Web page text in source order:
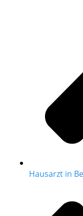
Hausarzt in